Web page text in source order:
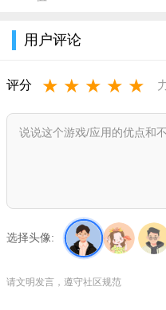
会搭载更为专业的搜索引
智能的广告服务屏蔽系统
亮点
1.专为电视量身打造。
用户评论
评分 ★ ★ ★ ★ ★
选择头像:
请文明发言，遵守社区规范